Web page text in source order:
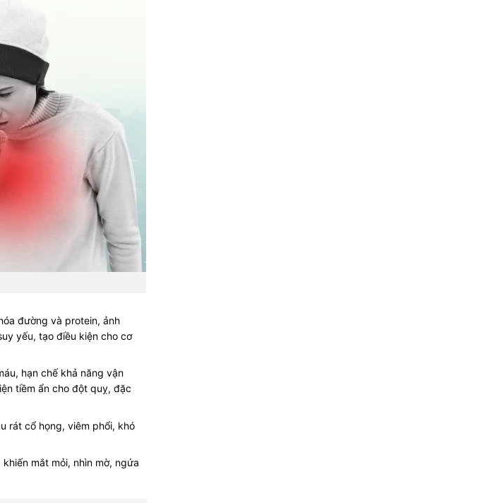
đường và protein, ảnh
yếu, tạo điều kiện cho cơ
hạn chế khả năng vận
tiềm ẩn cho đột quỵ, đặc
rát cổ họng, viêm phổi, khó
mắt mỏi, nhìn mờ, ngứa